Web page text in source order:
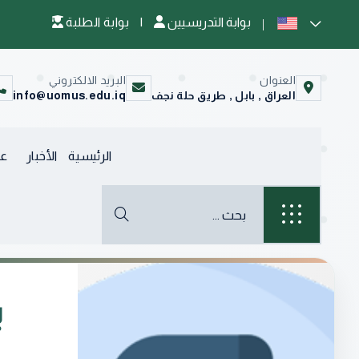
| بوابة التدريسيين
العنوان
العراق , بابل , طريق حلة نجف
البريد الالكتروني
info@uomus.edu.iq
الرئيسية الأخبار